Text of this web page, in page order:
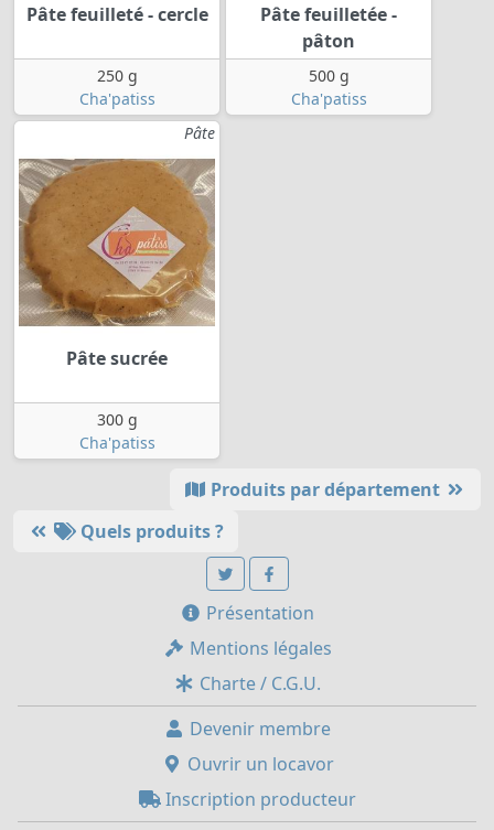
Pâte feuilleté - cercle
250 g
Cha'patiss
Pâte feuilletée -
pâton
500 g
Cha'patiss
Pâte
Pâte sucrée
300 g
Cha'patiss
Produits par département
Quels produits ?
Présentation
Mentions légales
Charte / C.G.U.
Devenir membre
Ouvrir un locavor
Inscription producteur